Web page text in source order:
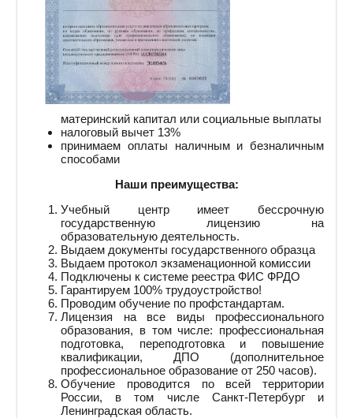
материнский капитал или социальные выплаты
налоговый вычет 13%
принимаем оплаты наличным и безналичным
способами
Наши преимущества:
Учебный центр имеет бессрочную
государственную лицензию на
образовательную деятельность.
Выдаем документы государственного образца
Выдаем протокол экзаменационной комиссии
Подключены к системе реестра ФИС ФРДО
Гарантируем 100% трудоустройство!
Проводим обучение по профстандартам.
Лицензия на все виды профессионального
образования, в том числе: профессиональная
подготовка, переподготовка и повышение
квалификации, ДПО (дополнительное
профессиональное образование от 250 часов).
Обучение проводится по всей территории
России, в том числе Санкт-Петербург и
Ленинградская область.